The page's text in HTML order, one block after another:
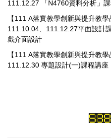
111.12.27 「N4760資料分析」
【111 A落實教學創新與提升教學
111.10.04、111.12.27平面設計
戲介面設計
【111 A落實教學創新與提升教學
111.12.30 專題設計(一)課程講